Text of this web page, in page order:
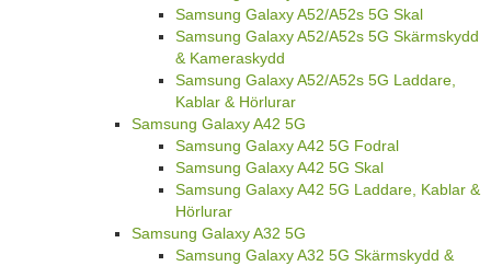
Samsung Galaxy A52/A52s 5G Skal
Samsung Galaxy A52/A52s 5G Skärmskydd
& Kameraskydd
Samsung Galaxy A52/A52s 5G Laddare,
Kablar & Hörlurar
Samsung Galaxy A42 5G
Samsung Galaxy A42 5G Fodral
Samsung Galaxy A42 5G Skal
Samsung Galaxy A42 5G Laddare, Kablar &
Hörlurar
Samsung Galaxy A32 5G
Samsung Galaxy A32 5G Skärmskydd &